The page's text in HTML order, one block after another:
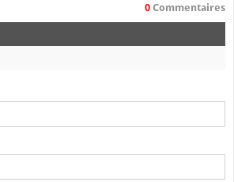
0 Commentaires